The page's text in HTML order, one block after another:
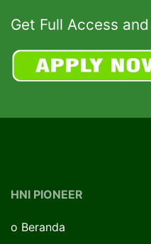
Get Full Access
HNI PIONEER
o Beranda